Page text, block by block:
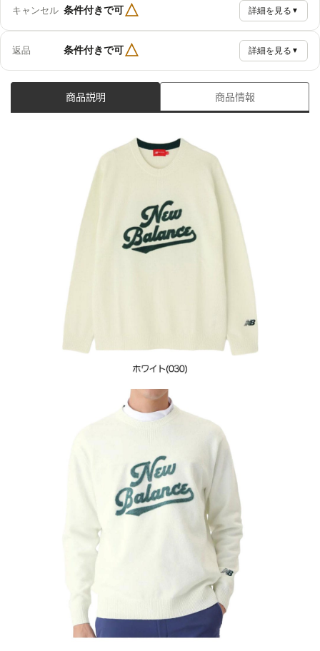
キャンセル 条件付きで可△ 詳細を見る ▼
返品 条件付きで可△ 詳細を見る ▼
商品説明 商品情報